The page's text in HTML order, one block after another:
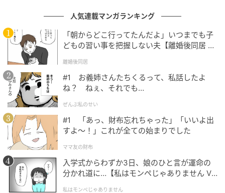
(C)TBS
また、岩崎さんが偶然立ち寄ったネパールで、“寄り道
で”エベレストの登頂に挑戦することになったことが明
かされると、「えー！信じらんない」「全然わかんな
い」と驚きの声を上げる小池栄子さん。
岩崎さんが「どうせ登るなら海抜0ｍから」「人力の力
だけでエベレストの8848mまで行きたいな」とインド
最南端の海まで行ってから自転車で登頂を始め、現地
の登山隊に所属しながら踏破したことを明かすと、ス
タジオからは改めて「凄い人生だな」「人類最強じゃ
ない？」と驚きの声が上がりました。
人気連載マンガランキング
「朝からどこ行ってたんだよ」いつまでも子
どもの習い事を把握しない夫【離婚後同居 Vo
離婚後同居
#1 お義姉さんたちくるって、私話したよ
ね？ ねぇ、それでも…
ぜんぶ私のせい
#1 「あっ、財布忘れちゃった」「いいよ出
すよ〜！」これが全ての始まりでした
ママ友の財布
入学式からわずか3日、娘のひと言が運命の
分かれ道に…【私はモンペじゃありません Vo
私はモンペじゃありません